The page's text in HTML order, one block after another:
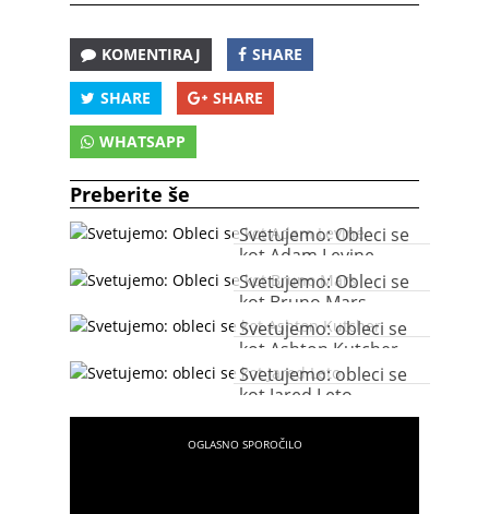
KOMENTIRAJ SHARE
SHARE SHARE
WHATSAPP
Preberite še
Svetujemo: Obleci se
kot Adam Levine
Svetujemo: Obleci se
kot Bruno Mars
Svetujemo: obleci se
kot Ashton Kutcher
Svetujemo: obleci se
kot Jared Leto